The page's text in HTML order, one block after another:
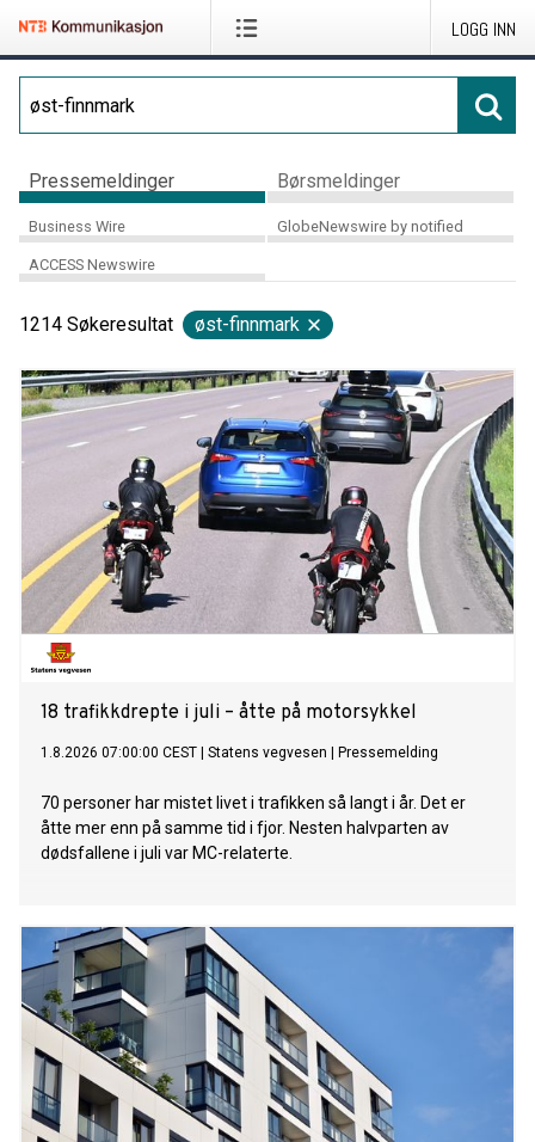
LOGG INN
Pressemeldinger Børsmeldinger
Business Wire GlobeNewswire by notified
ACCESS Newswire
1214 Søkeresultat øst-finnmark
18 trafikkdrepte i juli – åtte på motorsykkel
1.8.2026 07:00:00 CEST Statens vegvesen Pressemelding
70 personer har mistet livet i trafikken så langt i år. Det er
åtte mer enn på samme tid i fjor. Nesten halvparten av
dødsfallene i juli var MC-relaterte.